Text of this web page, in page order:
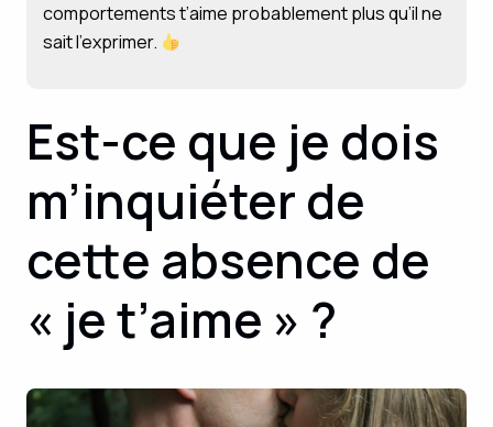
comportements t’aime probablement plus qu’il ne
sait l’exprimer.
Est-ce que je dois
m’inquiéter de
cette absence de
« je t’aime » ?